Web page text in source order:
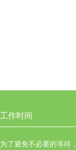
工作时间
为了避免不必要的等待